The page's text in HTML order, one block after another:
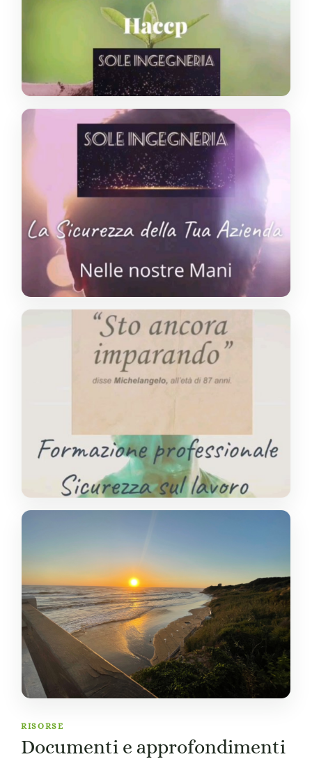
RISORSE
Documenti e approfondimenti